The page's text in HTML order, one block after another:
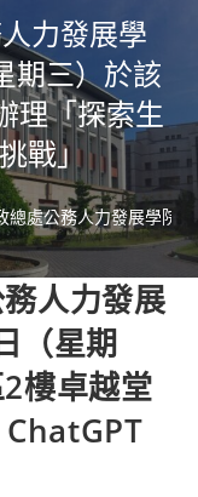
力發展學
期三）於該
理「探索生
戰」
總處公務人力發展學院
人力發展
（星期
樓卓越堂